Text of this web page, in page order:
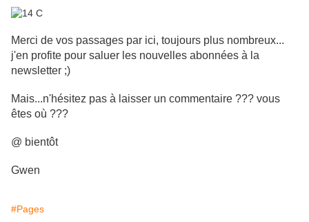
Merci de vos passages par ici, toujours plus nombreux...
j'en profite pour saluer les nouvelles abonnées à la
newsletter ;)
Mais...n'hésitez pas à laisser un commentaire ??? vous
êtes où ???
@ bientôt
Gwen
#Pages